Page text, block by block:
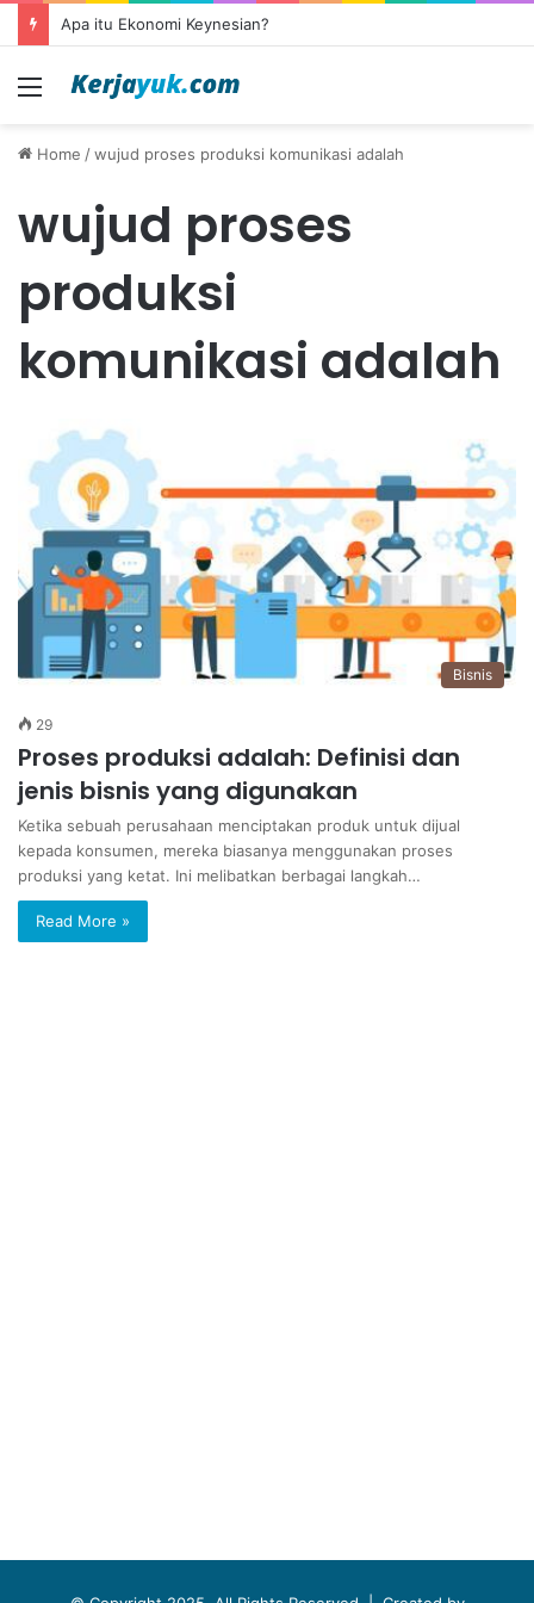
Apa itu Ekonomi Keynesian?
Menu
Home /wujud proses produksi komunikasi adalah
wujud proses
produksi
komunikasi adalah
Bisnis
29
Proses produksi adalah: Definisi dan
jenis bisnis yang digunakan
Ketika sebuah perusahaan menciptakan produk untuk dijual
kepada konsumen, mereka biasanya menggunakan proses
produksi yang ketat. Ini melibatkan berbagai langkah…
Read More »